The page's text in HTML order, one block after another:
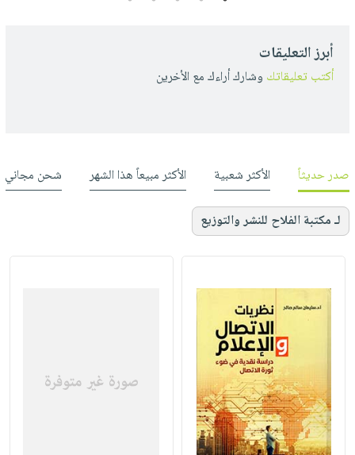
أبرز التعليقات
أكتب تعليقاتك وشارك أراءك مع الأخرين
صدر حديثاً الأكثر شعبية الأكثر مبيعاً هذا الشهر شحن مجاني
لـ مكتبة الفلاح للنشر والتوزيع